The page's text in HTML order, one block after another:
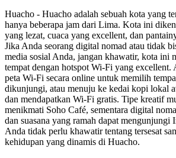
Huacho - Huacho adalah sebuah kota yang
hanya beberapa jam dari Lima. Kota ini
yang lezat, cuaca yang excellent, dan
Jika Anda seorang digital nomad atau tidak
media sosial Anda, jangan khawatir, kota ini
tempat dengan hotspot Wi-Fi yang excellent.
peta Wi-Fi secara online untuk memilih
dikunjungi, atau menuju ke kedai kopi lokal
dan mendapatkan Wi-Fi gratis. Tipe kreatif
menikmati Soho Café, sementara digital
dan suasana yang ramah dapat
Anda tidak perlu khawatir tentang tersesat
kehidupan yang dinamis di Huacho.